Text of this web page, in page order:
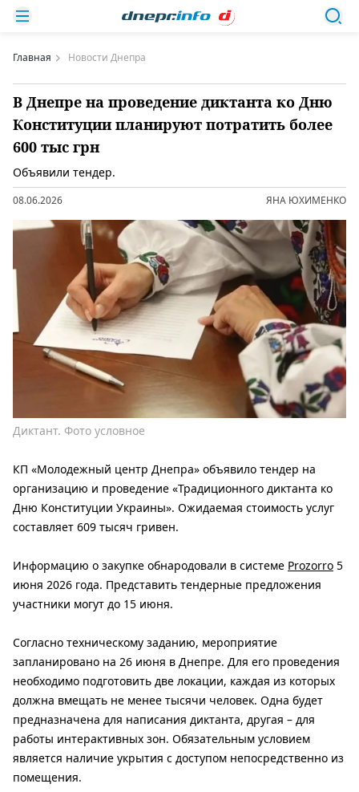
Главная Новости Днепра
В Днепре на проведение диктанта ко Дню
Конституции планируют потратить более
600 тыс грн
Объявили тендер.
08.06.2026 ЯНА ЮХИМЕНКО
Диктант. Фото условное
КП «Молодежный центр Днепра» объявило тендер на
организацию и проведение «Традиционного диктанта ко
Дню Конституции Украины». Ожидаемая стоимость услуг
составляет 609 тысяч гривен.
Информацию о закупке обнародовали в системе Prozorro 5
июня 2026 года. Представить тендерные предложения
участники могут до 15 июня.
Согласно техническому заданию, мероприятие
запланировано на 26 июня в Днепре. Для его проведения
необходимо подготовить две локации, каждая из которых
должна вмещать не менее тысячи человек. Одна будет
предназначена для написания диктанта, другая – для
работы интерактивных зон. Обязательным условием
является наличие укрытия с доступом непосредственно из
помещения.